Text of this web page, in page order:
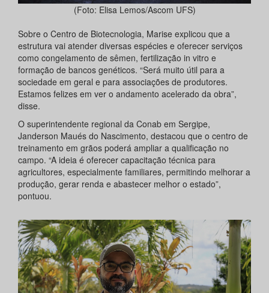
(Foto: Elisa Lemos/Ascom UFS)
Sobre o Centro de Biotecnologia, Marise explicou que a
estrutura vai atender diversas espécies e oferecer serviços
como congelamento de sêmen, fertilização in vitro e
formação de bancos genéticos. “Será muito útil para a
sociedade em geral e para associações de produtores.
Estamos felizes em ver o andamento acelerado da obra”,
disse.
O superintendente regional da Conab em Sergipe,
Janderson Maués do Nascimento, destacou que o centro de
treinamento em grãos poderá ampliar a qualificação no
campo. “A ideia é oferecer capacitação técnica para
agricultores, especialmente familiares, permitindo melhorar a
produção, gerar renda e abastecer melhor o estado”,
pontuou.